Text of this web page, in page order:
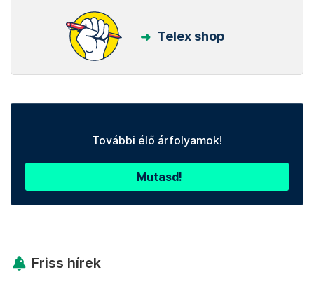
Telex shop
További élő árfolyamok!
Mutasd!
Friss hírek